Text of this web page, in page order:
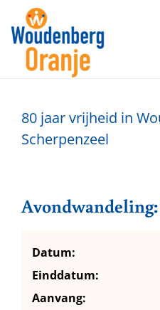
80 jaar vrijheid in
Scherpenzeel
Datum:
Einddatum:
Aanvang: